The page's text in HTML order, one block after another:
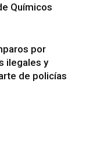
Químicos
por
ilegales y
de policías